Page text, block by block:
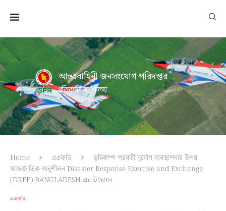
আন্তঃবাহিনী জনসংযোগ পরিদপ্তর
প্রতিরক্ষা মন্ত্রণালয়
Home এএফডি
ভূমিকম্প পরবর্তী দুর্যোগ ব্যবস্থাপনার উপর
আন্তর্জাতিক অনুশীলন Disaster Response Exercise and Exchange
(DREE) BANGLADESH এর উদ্বোধন
এএফডি